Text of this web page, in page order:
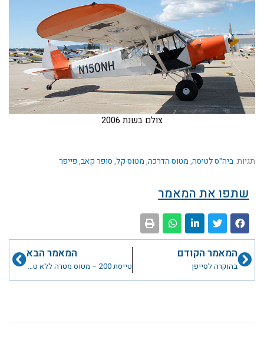
צולם בשנת 2006
תגיות: ביה"ס לטיסה, מטוס הדרכה, מטוס קל, סופר קאב, פייפר
שתפו את המאמר
קודםהמאמר הקודם
בהוקרה לסייפן
המאמר הבא
טייסת 200 – מטוס מטרה ללא טייס מדגם שדמית
הבא